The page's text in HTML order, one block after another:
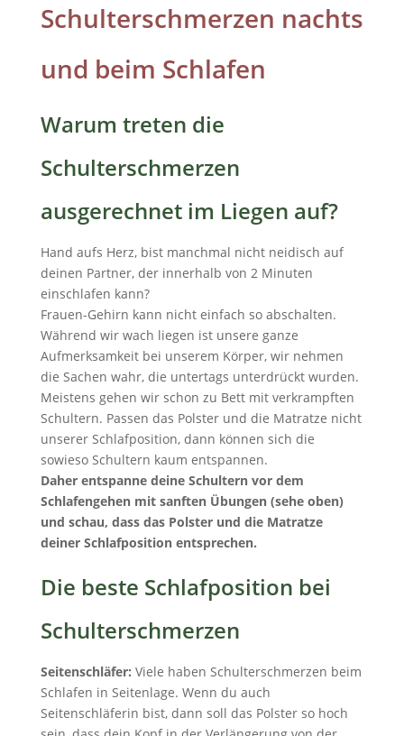
Schulterschmerzen nachts
und beim Schlafen
Warum treten die
Schulterschmerzen
ausgerechnet im Liegen auf?
Hand aufs Herz, bist manchmal nicht neidisch auf
deinen Partner, der innerhalb von 2 Minuten
einschlafen kann?
Frauen-Gehirn kann nicht einfach so abschalten.
Während wir wach liegen ist unsere ganze
Aufmerksamkeit bei unserem Körper, wir nehmen
die Sachen wahr, die untertags unterdrückt wurden.
Meistens gehen wir schon zu Bett mit verkrampften
Schultern. Passen das Polster und die Matratze nicht
unserer Schlafposition, dann können sich die
sowieso Schultern kaum entspannen.
Daher entspanne deine Schultern vor dem
Schlafengehen mit sanften Übungen (sehe oben)
und schau, dass das Polster und die Matratze
deiner Schlafposition entsprechen.
Die beste Schlafposition bei
Schulterschmerzen
Seitenschläfer: Viele haben Schulterschmerzen beim
Schlafen in Seitenlage. Wenn du auch
Seitenschläferin bist, dann soll das Polster so hoch